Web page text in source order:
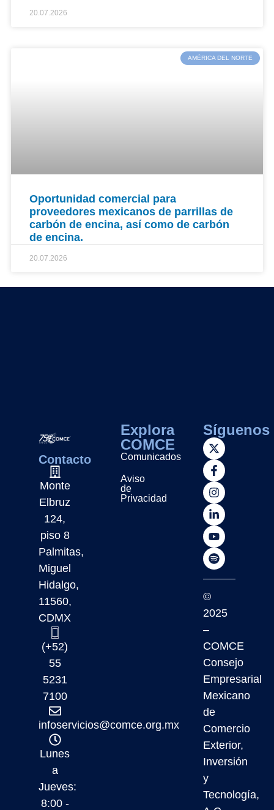
20.07.2026
AMÉRICA DEL NORTE
Oportunidad comercial para
proveedores mexicanos de parrillas de
carbón de encina, así como de carbón
de encina.
20.07.2026
Contacto
Monte
Elbruz
124,
piso 8
Palmitas,
Miguel
Hidalgo,
11560,
CDMX
(+52)
55
5231
7100
infoservicios@comce.org.mx
Lunes
a
Jueves:
8:00 -
Explora
COMCE
Comunicados
Aviso
de
Privacidad
Síguenos
©
2025
–
COMCE
Consejo
Empresarial
Mexicano
de
Comercio
Exterior,
Inversión
y
Tecnología,